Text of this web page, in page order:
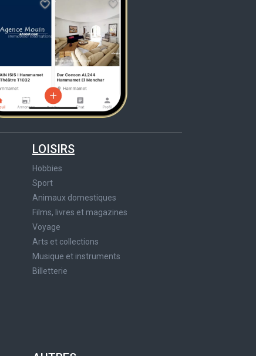
LOISIRS
Hobbies
Sport
Animaux domestiques
Films, livres et magazines
Voyage
Arts et collections
Musique et instruments
Billetterie